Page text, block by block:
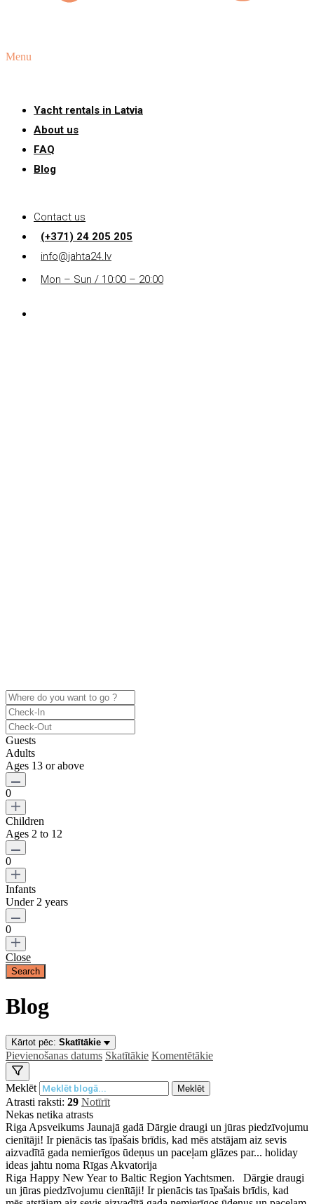
Menu
Yacht rentals in Latvia
About us
FAQ
Blog
Contact us
(+371) 24 205 205
info@jahta24.lv
Mon – Sun / 10:00 – 20:00
Guests
Adults
Ages 13 or above
0
Children
Ages 2 to 12
0
Infants
Under 2 years
0
Close
Blog
Kārtot pēc: Skatītākie
Pievienošanas datums Skatītākie Komentētākie
Meklēt Meklēt
Atrasti raksti: 29 Notīrīt
Nekas netika atrasts
Riga Apsveikums Jaunajā gadā Dārgie draugi un jūras piedzīvojumu
cienītāji! Ir pienācis tas īpašais brīdis, kad mēs atstājam aiz sevis
aizvadītā gada nemierīgos ūdeņus un paceļam glāzes par... holiday
ideas jahtu noma Rīgas Akvatorija
Riga Happy New Year to Baltic Region Yachtsmen.
Dārgie draugi
un jūras piedzīvojumu cienītāji! Ir pienācis tas īpašais brīdis, kad